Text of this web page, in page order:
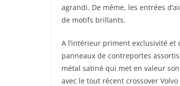
agrandi. De même, les entrées
de motifs brillants.
A l’intérieur priment exclusivité et
panneaux de contreportes
métal satiné qui met en valeur
avec le tout récent crossover